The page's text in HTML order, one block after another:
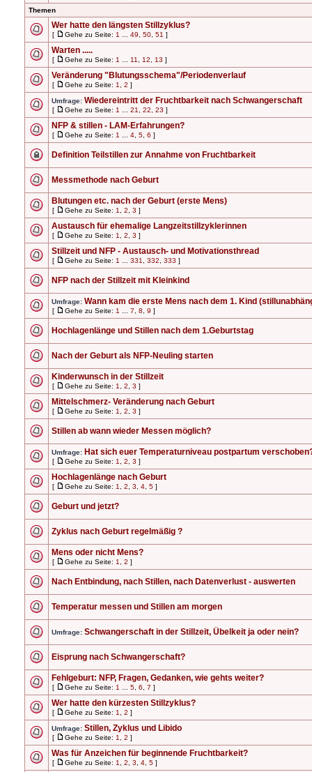
Themen
Wer hatte den längsten Stillzyklus?
[ Gehe zu Seite: 1 49 50 51 ]
Warten .....
[ Gehe zu Seite: 1 11 12 13 ]
Veränderung "Blutungsschema"/Periodenverlauf
[ Gehe zu Seite: 1 2 ]
Umfrage: Wiedereintritt der Fruchtbarkeit nach Schwangerschaft
[ Gehe zu Seite: 1 21 22 23 ]
NFP & stillen - LAM-Erfahrungen?
[ Gehe zu Seite: 1 4 5 6 ]
Definition Teilstillen zur Annahme von Fruchtbarkeit
Messmethode nach Geburt
Blutungen etc. nach der Geburt (erste Mens)
[ Gehe zu Seite: 1 2 3 ]
Austausch für ehemalige Langzeitstillzyklerinnen
[ Gehe zu Seite: 1 2 3 ]
Stillzeit und NFP - Austausch- und Motivationsthread
[ Gehe zu Seite: 1 331 332 333 ]
NFP nach der Stillzeit mit Kleinkind
Umfrage: Wann kam die erste Mens nach dem 1. Kind
[ Gehe zu Seite: 1 7 8 9 ]
Hochlagenlänge und Stillen nach dem 1.Geburtstag
Nach der Geburt als NFP-Neuling starten
Kinderwunsch in der Stillzeit
[ Gehe zu Seite: 1 2 3 ]
Mittelschmerz- Veränderung nach Geburt
[ Gehe zu Seite: 1 2 3 ]
Stillen ab wann wieder Messen möglich?
Umfrage: Hat sich euer Temperaturniveau postpartum
[ Gehe zu Seite: 1 2 3 ]
Hochlagenlänge nach Geburt
[ Gehe zu Seite: 1 2 3 4 5 ]
Geburt und jetzt?
Zyklus nach Geburt regelmäßig ?
Mens oder nicht Mens?
[ Gehe zu Seite: 1 2 ]
Nach Entbindung, nach Stillen, nach Datenverlust - auswerten
Temperatur messen und Stillen am morgen
Umfrage: Schwangerschaft in der Stillzeit, Übelkeit ja oder nein?
Eisprung nach Schwangerschaft?
Fehlgeburt: NFP, Fragen, Gedanken, wie gehts weiter?
[ Gehe zu Seite: 1 5 6 7 ]
Wer hatte den kürzesten Stillzyklus?
[ Gehe zu Seite: 1 2 ]
Umfrage: Stillen, Zyklus und Libido
[ Gehe zu Seite: 1 2 ]
Was für Anzeichen für beginnende Fruchtbarkeit?
[ Gehe zu Seite: 1 2 3 4 5 ]